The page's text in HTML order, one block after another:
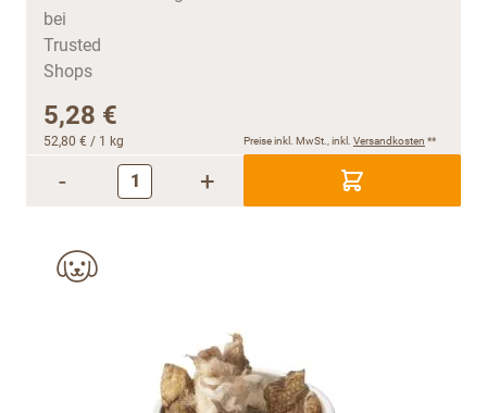
5,28 €
52,80 € / 1 kg Preise inkl. MwSt., inkl. Versandkosten **
- +